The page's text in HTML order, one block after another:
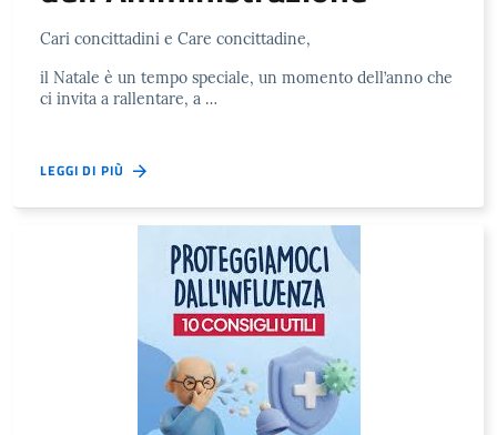
Cari concittadini e Care concittadine,
il Natale è un tempo speciale, un momento dell’anno che
ci invita a rallentare, a …
LEGGI DI PIÙ